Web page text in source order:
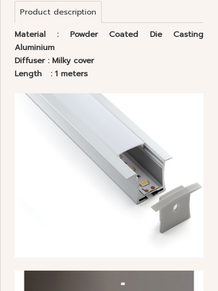
Product description
Material : Powder Coated Die Casting
Aluminium
Diffuser : Milky cover
Length : 1 meters